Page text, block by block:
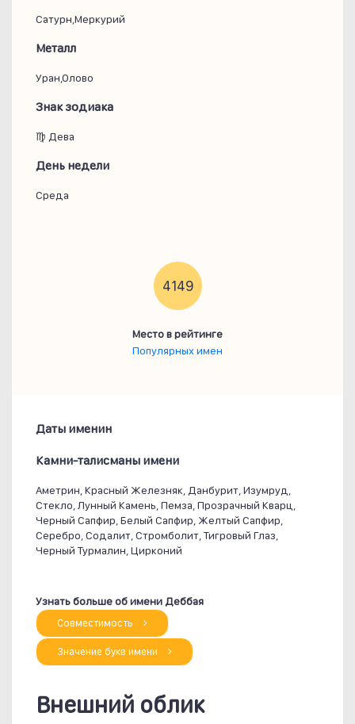
Сатурн,Меркурий
Металл
Уран,Олово
Знак зодиака
♍ Дева
День недели
Среда
4149
Место в рейтинге
Популярных имен
Даты именин
Камни-талисманы имени
Аметрин, Красный Железняк, Данбурит, Изумруд,
Стекло, Лунный Камень, Пемза, Прозрачный Кварц,
Черный Сапфир, Белый Сапфир, Желтый Сапфир,
Серебро, Содалит, Стромболит, Тигровый Глаз,
Черный Турмалин, Цирконий
Узнать больше об имени Деббая
Совместимость
Значение букв имени
Внешний облик